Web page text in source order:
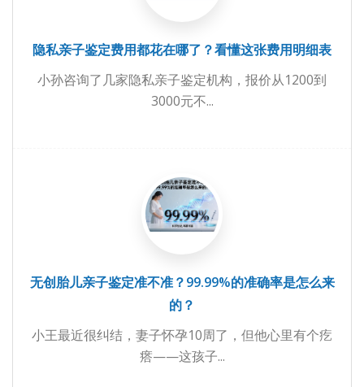
隐私亲子鉴定费用都花在哪了？看懂这张费用明细表
小孙咨询了几家隐私亲子鉴定机构，报价从1200到
3000元不...
无创胎儿亲子鉴定准不准？99.99%的准确率是怎么来
的？
小王最近很纠结，妻子怀孕10周了，但他心里有个疙
瘩——这孩子...